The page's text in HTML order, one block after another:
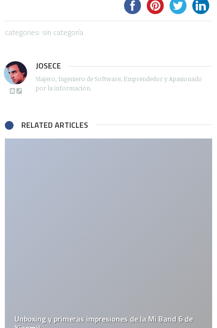
categories: sin categoría
JOSECE
Viajero, Ingeniero de Software, Emprendedor y Apasionado
por la información.
RELATED ARTICLES